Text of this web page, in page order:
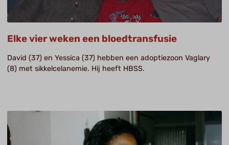
Elke vier weken een bloedtransfusie
David (37) en Yessica (37) hebben een adoptiezoon Vaglary
(8) met sikkelcelanemie. Hij heeft HBSS.